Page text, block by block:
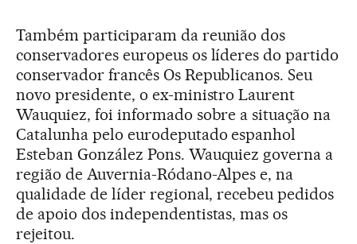
Também participaram da reunião dos
conservadores europeus os líderes do partido
conservador francês Os Republicanos. Seu
novo presidente, o ex-ministro Laurent
Wauquiez, foi informado sobre a situação na
Catalunha pelo eurodeputado espanhol
Esteban González Pons. Wauquiez governa a
região de Auvernia-Ródano-Alpes e, na
qualidade de líder regional, recebeu pedidos
de apoio dos independentistas, mas os
rejeitou.